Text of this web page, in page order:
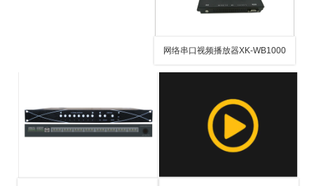
网络串口视频播放器XK-WB1000